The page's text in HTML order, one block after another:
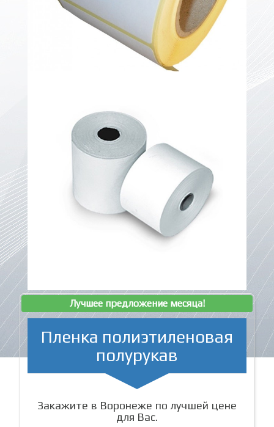
Лучшее предложение месяца!
Пленка полиэтиленовая
полурукав
Закажите в Воронеже по лучшей цене
для Вас.